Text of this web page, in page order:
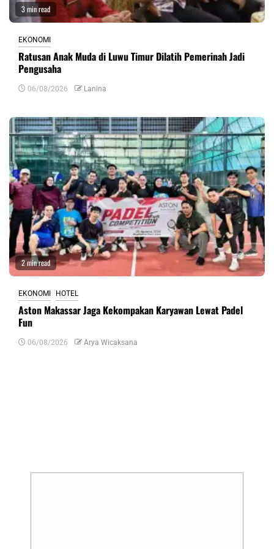
3 min read
EKONOMI
Ratusan Anak Muda di Luwu Timur Dilatih Pemerinah Jadi
Pengusaha
06/08/2026 Lanina
2 min read
EKONOMI HOTEL
Aston Makassar Jaga Kekompakan Karyawan Lewat Padel
Fun
06/08/2026 Arya Wicaksana